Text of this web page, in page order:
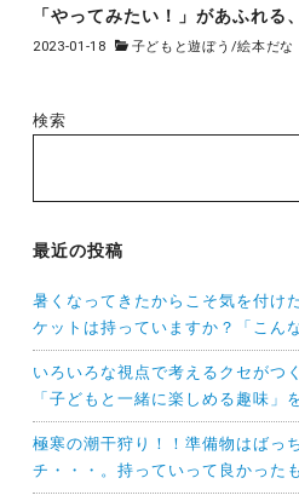
「やってみたい！」があふれる
2023-01-18 子どもと遊ぼう /絵本だな
検索
最近の投稿
暑くなってきたからこそ気を付け
ケットは持っていますか？「こん
いろいろな視点で考えるクセがつ
「子どもと一緒に楽しめる趣味」
極寒の潮干狩り！！準備物はばっ
チ・・・。持っていって良かった